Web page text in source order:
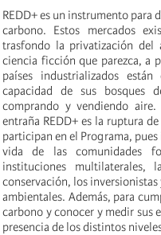
REDD+ es un instrumento para
carbono. Estos mercados
trasfondo la privatización del
ciencia ficción que parezca, a
países industrializados
capacidad de sus bosques
comprando y vendiendo
entraña REDD+ es la ruptura
participan en el Programa,
vida de las comunidades
instituciones multilaterales,
conservación, los inversionistas
ambientales. Además, para
carbono y conocer y medir sus
presencia de los distintos